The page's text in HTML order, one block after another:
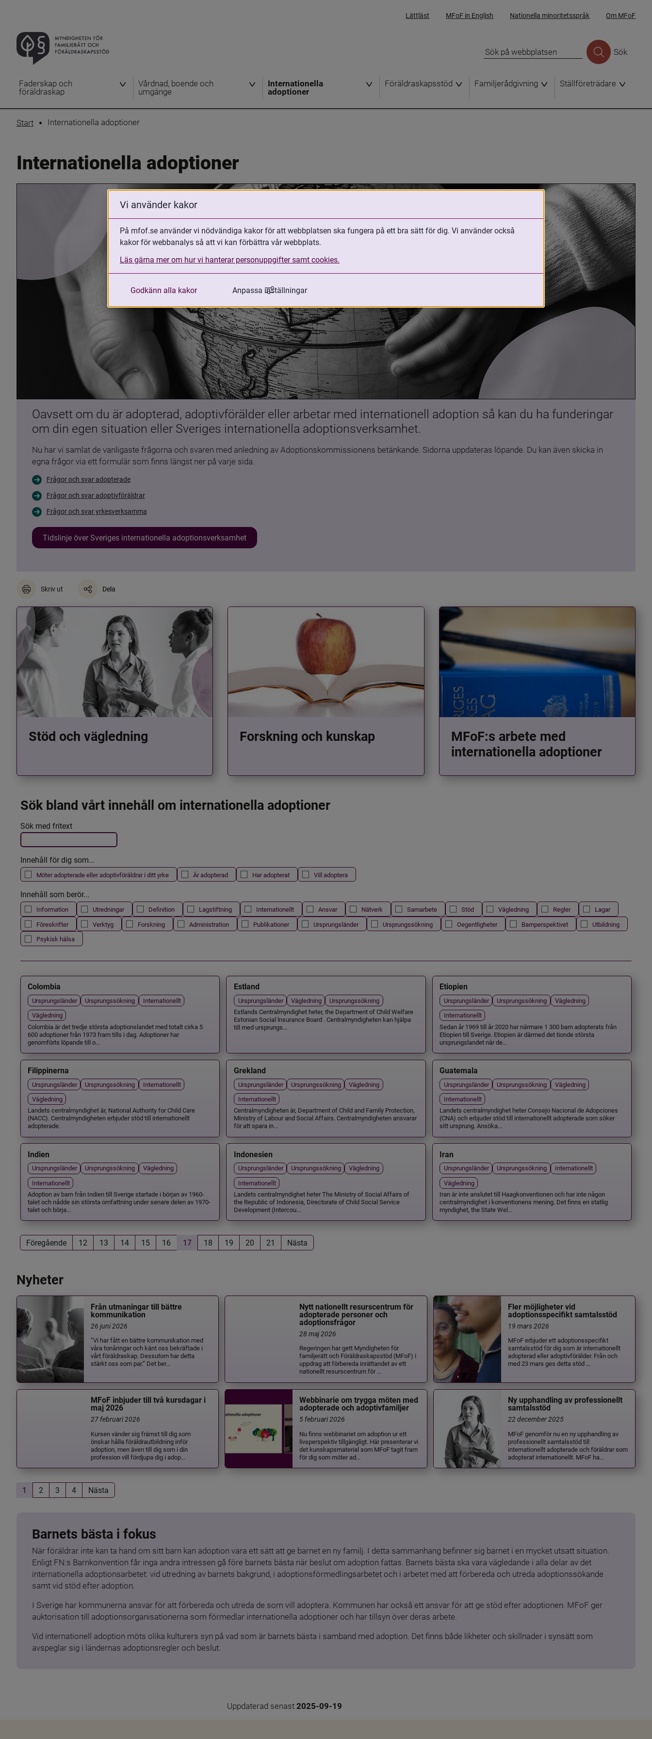
Lättläst MFoF in English Nationella minoritetsspråk Om MFoF
Sök
Faderskap och
föräldraskap
Vårdnad, boende och
umgänge
Internationella
adoptioner
Föräldraskapsstöd Familjerådgivning Ställföreträdare
Start Internationella adoptioner
Internationella adoptioner
Oavsett om du är adopterad, adoptivförälder eller arbetar med internationell adoption så kan du ha funderingar
om din egen situation eller Sveriges internationella adoptionsverksamhet.
Nu har vi samlat de vanligaste frågorna och svaren med anledning av Adoptionskommissionens betänkande. Sidorna uppdateras löpande. Du kan även skicka in
egna frågor via ett formulär som finns längst ner på varje sida.
Frågor och svar adopterade
Frågor och svar adoptivföräldrar
Frågor och svar yrkesverksamma
Tidslinje över Sveriges internationella adoptionsverksamhet
Skriv ut Dela
Stöd och vägledning Forskning och kunskap
MFoF:s arbete med
internationella adoptioner
Sök bland vårt innehåll om internationella adoptioner
Filtrera resultatet
Det här formuläret postas automatiskt
Sök med fritext
Innehåll för dig som...
Möter adopterade eller adoptivföräldrar i ditt yrke Är adopterad Har adopterat Vill adoptera
Innehåll som berör...
Information Utredningar Definition Lagstiftning Internationellt Ansvar Nätverk Samarbete Stöd Vägledning Regler
Lagar
Föreskrifter
Verktyg Forskning Administration Publikationer Ursprungsländer Ursprungssökning Oegentligheter Barnperspektivet
Utbildning
Psykisk hälsa
Colombia
Ursprungsländer Ursprungssökning
Internationellt
Vägledning
Colombia är det tredje största adoptionslandet med totalt cirka 5
600 adoptioner från 1973 fram tills i dag. Adoptioner har
genomförts löpande till o...
Estland
Ursprungsländer Vägledning
Ursprungssökning
Estlands Centralmyndighet heter, the Department of Child Welfare
Estonian Social lnsurance Board . Centralmyndigheten kan hjälpa
till med ursprungs...
Etiopien
Ursprungsländer Ursprungssökning
Vägledning
Internationellt
Sedan år 1969 till år 2020 har närmare 1 300 barn adopterats från
Etiopien till Sverige. Etiopien är därmed det tionde största
ursprungslandet när de...
Filippinerna
Ursprungsländer Ursprungssökning
Internationellt
Vägledning
Landets centralmyndighet är, National Authority for Child Care
(NACC). Centralmyndigheten erbjuder stöd till internationellt
adopterade.
Grekland
Ursprungsländer Ursprungssökning
Vägledning
Internationellt
Centralmyndigheten är, Department of Child and Family Protection,
Ministry of Labour and Social Affairs. Centralmyndigheten ansvarar
för att spara in...
Guatemala
Ursprungsländer Ursprungssökning
Vägledning
Internationellt
Landets centralmyndighet heter Consejo Nacional de Adopciones
(CNA) och erbjuder stöd till internationellt adopterade som söker
sitt ursprung. Ansöka...
Indien
Ursprungsländer Ursprungssökning
Vägledning
Internationellt
Adoption av barn från Indien till Sverige startade i början av 1960-
talet och nådde sin största omfattning under senare delen av 1970-
talet och börja...
Indonesien
Ursprungsländer Ursprungssökning
Vägledning
Internationellt
Landets centralmyndighet heter The Ministry of Social Affairs of
the Republic of Indonesia, Directorate of Child Social Service
Development (Intercou...
Iran
Ursprungsländer Ursprungssökning
Internationellt
Vägledning
Iran är inte anslutet till Haagkonventionen och har inte någon
centralmyndighet i konventionens mening. Det finns en statlig
myndighet, the State Wel...
Föregående 12 13 14 15 16 17 18 19 20 21 Nästa
Nyheter
Från utmaningar till bättre
kommunikation
26 juni 2026
”Vi har fått en bättre kommunikation med
våra tonåringar och känt oss bekräftade i
vårt föräldraskap. Dessutom har detta
stärkt oss som par.” Det ber...
Nytt nationellt resurscentrum för
adopterade personer och
adoptionsfrågor
28 maj 2026
Regeringen har gett Myndigheten för
familjerätt och Föräldraskapsstöd (MFoF) i
uppdrag att förbereda inrättandet av ett
nationellt resurscentrum för ...
Fler möjligheter vid
adoptionsspecifikt samtalsstöd
19 mars 2026
MFoF erbjuder ett adoptionsspecifikt
samtalsstöd för dig som är internationellt
adopterad eller adoptivförälder. Från och
med 23 mars ges detta stöd ...
MFoF inbjuder till två kursdagar i
maj 2026
27 februari 2026
Kursen vänder sig främst till dig som
önskar hålla föräldrautbildning inför
adoption, men även till dig som i din
profession vill fördjupa dig i adop...
Webbinarie om trygga möten med
adopterade och adoptivfamiljer
5 februari 2026
Nu finns webbinariet om adoption ur ett
livsperspektiv tillgängligt. Här presenterar vi
det kunskapsmaterial som MFoF tagit fram
för dig som möter ad...
Ny upphandling av professionellt
samtalsstöd
22 december 2025
MFoF genomför nu en ny upphandling av
professionellt samtalsstöd till
internationellt adopterade och föräldrar som
adopterat internationellt. MFoF ha...
1 2 3 4 Nästa
Barnets bästa i fokus
När föräldrar inte kan ta hand om sitt barn kan adoption vara ett sätt att ge barnet en ny familj. I detta sammanhang befinner sig barnet i en mycket utsatt situation.
Enligt FN:s Barnkonvention får inga andra intressen gå före barnets bästa när beslut om adoption fattas. Barnets bästa ska vara vägledande i alla delar av det
internationella adoptionsarbetet: vid utredning av barnets bakgrund, i adoptionsförmedlingsarbetet och i arbetet med att förbereda och utreda adoptionssökande
samt vid stöd efter adoption.
I Sverige har kommunerna ansvar för att förbereda och utreda de som vill adoptera. Kommunen har också ett ansvar för att ge stöd efter adoptionen. MFoF ger
auktorisation till adoptionsorganisationerna som förmedlar internationella adoptioner och har tillsyn över deras arbete.
Vid internationell adoption möts olika kulturers syn på vad som är barnets bästa i samband med adoption. Det finns både likheter och skillnader i synsätt som
avspeglar sig i ländernas adoptionsregler och beslut.
Uppdaterad senast 2025-09-19
Vi använder kakor
På mfof.se använder vi nödvändiga kakor för att webbplatsen ska fungera på ett bra sätt för dig. Vi använder också
kakor för webbanalys så att vi kan förbättra vår webbplats.
Läs gärna mer om hur vi hanterar personuppgifter samt cookies.
Godkänn alla kakor Anpassa inställningar